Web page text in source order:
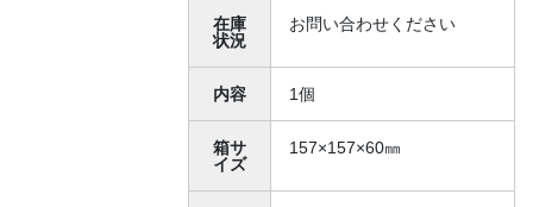
在庫
状況
お問い合わせください
内容 1個
箱サ
イズ
157×157×60㎜